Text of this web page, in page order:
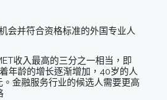
会并符合资格标准的外国专业人
收入最高的三分之一相当，即
年龄的增长逐渐增加，40岁的人
金融服务行业的候选人需要更高